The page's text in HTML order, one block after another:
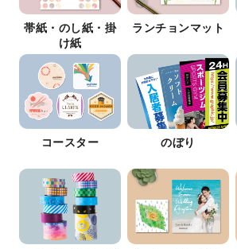
帯紙・のし紙・掛
け紙
ランチョンマット
コースター のぼり